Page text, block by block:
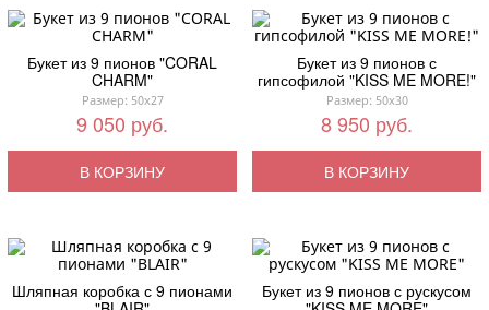
Букет из 9 пионов "CORAL
CHARM"
Размер: 50x27
9 050 руб.
В КОРЗИНУ
Букет из 9 пионов с
гипсофилой "KISS ME MORE!"
Размер: 50x30
8 950 руб.
В КОРЗИНУ
Шляпная коробка с 9 пионами
Букет из 9 пионов с рускусом